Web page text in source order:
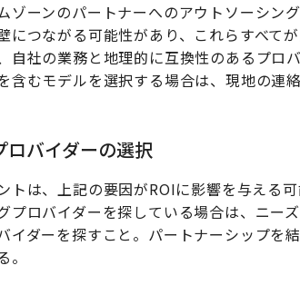
ゾーンのパートナーへのアウトソーシン
につながる可能性があり、これらすべて
自社の業務と地理的に互換性のあるプロ
含むモデルを選択する場合は、現地の連
ロバイダーの選択
トは、上記の要因がROIに影響を与える
プロバイダーを探している場合は、ニー
イダーを探すこと。パートナーシップを